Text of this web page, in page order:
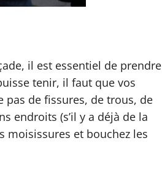
il est essentiel de prendre
tenir, il faut que vos
pas de fissures, de trous, de
endroits (s’il y a déjà de la
moisissures et bouchez les